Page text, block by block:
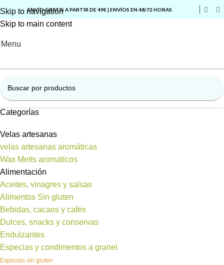
Skip to navigation
Skip to main content
ENVÍO GRATIS A PARTIR DE 49€ | ENVÍOS EN 48/72 HORAS
Menu
Categorías
Velas artesanas
velas artesanas aromáticas
Wax Melts aromáticos
Alimentación
Aceites, vinagres y salsas
Alimentos Sin gluten
Bebidas, cacaos y cafés
Dulces, snacks y conservas
Endulzantes
Especias y condimentos a granel
Especias sin gluten